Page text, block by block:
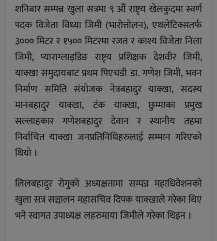
शनिबार सम्पन्न खुला सत्रमा ९ औं राष्टृय खेलकुदमा स्वर्ण
पदक विजेता विध्या जिमी (भारोत्तोलन), एथलेटिक्सतर्फ
३००० मिटर र १५०० मिटरमा रजत र काश्य विजेता निला
जिमी, प्याराग्लाइडिङ राष्टृय प्रशिक्षक देशवीर जिमी,
याक्खा समुदायबाट प्रथम पिएचडी डा. गणेश जिमी, भवन
निर्माण समिति संयोजक नेत्रबहादुर याक्खा, सदस्य
मानबहादुर याक्खा, टंक याक्खा, छुम्माका प्रमुख
सल्लाहकार गणेशबहादुर देवान र स्थानीय तहमा
निर्वाचित याक्खा जनप्रतिनिधिहरुलाई सम्मान गरिएको
थियो ।
लिलबहादुर रोगुको अध्यक्षतामा सम्पन्न महाधिवेशनको
खुला सत्र सञ्चालन महासचिव दिपक याक्खाले गरेका थिए
भने स्वागत उपाध्यक्ष लहरुमाया जिमीले गरेका थिइन ।